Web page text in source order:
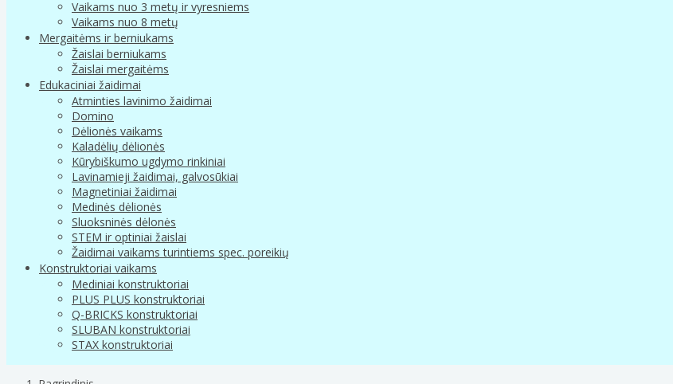
Vaikams nuo 3 metų ir vyresniems
Vaikams nuo 8 metų
Mergaitėms ir berniukams
Žaislai berniukams
Žaislai mergaitėms
Edukaciniai žaidimai
Atminties lavinimo žaidimai
Domino
Dėlionės vaikams
Kaladėlių dėlionės
Kūrybiškumo ugdymo rinkiniai
Lavinamieji žaidimai, galvosūkiai
Magnetiniai žaidimai
Medinės dėlionės
Sluoksninės dėlonės
STEM ir optiniai žaislai
Žaidimai vaikams turintiems spec. poreikių
Konstruktoriai vaikams
Mediniai konstruktoriai
PLUS PLUS konstruktoriai
Q-BRICKS konstruktoriai
SLUBAN konstruktoriai
STAX konstruktoriai